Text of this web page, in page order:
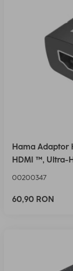
Hama Adaptor
HDMI ™, Ultra-
00200347
60,90 RON